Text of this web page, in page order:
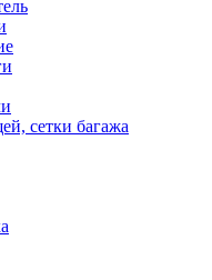
сетки багажа